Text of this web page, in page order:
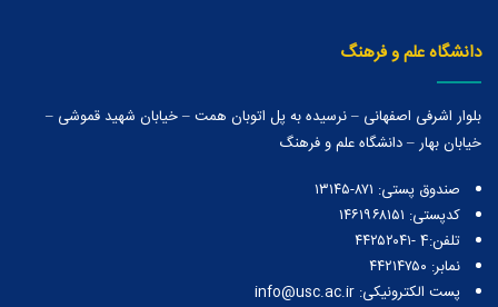
دانشگاه علم و فرهنگ
بلوار اشرفی اصفهانی – نرسیده به پل اتوبان همت – خیابان شهید قموشی –
خیابان بهار – دانشگاه علم و فرهنگ
صندوق پستی:‌ ۸۷۱-۱۳۱۴۵
کدپستی: ۱۴۶۱۹۶۸۱۵۱
تلفن:4 -۴۴۲۵۲۰۴۱
نمابر: ۴۴۲۱۴۷۵۰
پست الکترونیکی: info@usc.ac.ir